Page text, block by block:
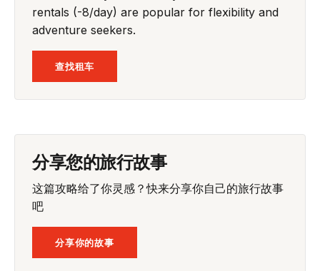
rentals (-8/day) are popular for flexibility and
adventure seekers.
查找租车
分享您的旅行故事
这篇攻略给了你灵感？快来分享你自己的旅行故事
吧
分享你的故事